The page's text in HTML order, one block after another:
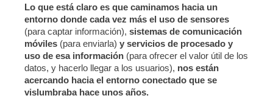
Lo que está claro es que caminamos hacia un
entorno donde cada vez más el uso de sensores
(para captar información), sistemas de comunicación
móviles (para enviarla) y servicios de procesado y
uso de esa información (para ofrecer el valor útil de los
datos, y hacerlo llegar a los usuarios), nos están
acercando hacia el entorno conectado que se
vislumbraba hace unos años.